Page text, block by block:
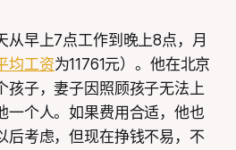
从早上7点工作到晚上8点，月
均工资为11761元）。他在北京
孩子，妻子因照顾孩子无法上
一个人。如果费用合适，他也
后考虑，但现在挣钱不易，不